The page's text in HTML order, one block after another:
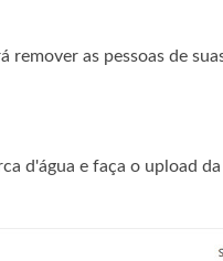
as pessoas de
d'água e faça o upload